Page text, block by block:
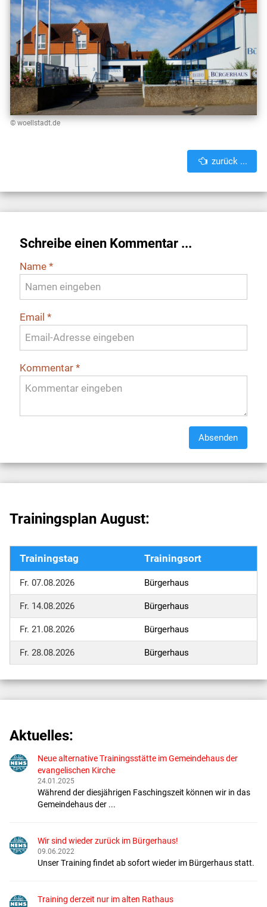
© woellstadt.de
zurück ...
Schreibe einen Kommentar ...
Name *
Email *
Kommentar *
Absenden
Trainingsplan August:
Trainingstag Trainingsort
Fr. 07.08.2026 Bürgerhaus
Fr. 14.08.2026 Bürgerhaus
Fr. 21.08.2026 Bürgerhaus
Fr. 28.08.2026 Bürgerhaus
Aktuelles:
Neue alternative Trainingsstätte im Gemeindehaus der
evangelischen Kirche
24.01.2025
Während der diesjährigen Faschingszeit können wir in das
Gemeindehaus der ...
Wir sind wieder zurück im Bürgerhaus!
09.06.2022
Unser Training findet ab sofort wieder im Bürgerhaus statt.
Training derzeit nur im alten Rathaus